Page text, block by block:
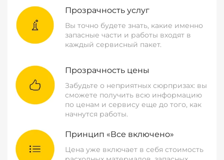
Прозрачность услуг
Вы точно будете знать, какие именно
запасные части и работы входят в
каждый сервисный пакет.
Прозрачность цены
Забудьте о неприятных сюрпризах: вы
сможете получить всю информацию
по ценам и сервису еще до того, как
начнутся работы.
Принцип «Все включено»
Цена уже включает в себя стоимость